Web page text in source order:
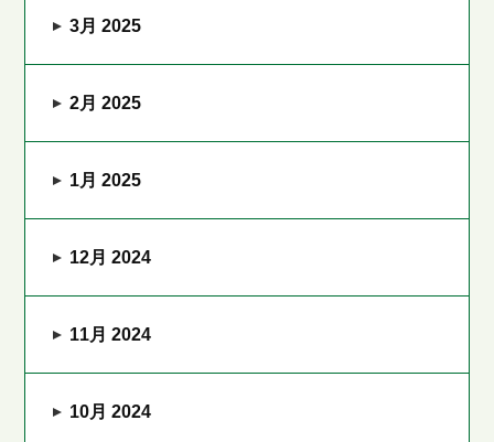
3月 2025
2月 2025
1月 2025
12月 2024
11月 2024
10月 2024